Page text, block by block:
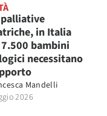
in Italia
bambini
necessitano
Mandelli
2026